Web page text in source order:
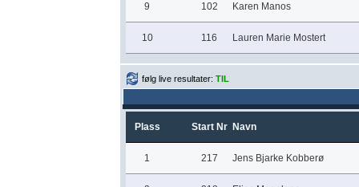
9 102 Karen Manos
10 116 Lauren Marie Mostert
følg live resultater: TIL
Plass Start Nr Navn
1 217 Jens Bjarke Kobberø